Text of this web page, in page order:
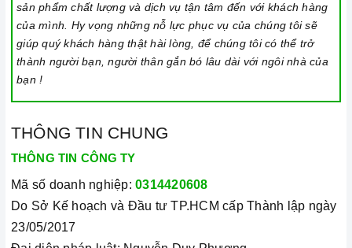
lắp đặt, chế độ bảo hành chính hãng, hậu mãi chuyên
nghiệp, đảm bảo rằng quý khách sẽ có trải nghiệm tuyệt vời
và không gặp bất kỳ khó khăn nào trong quá trình sử dụng
sản phẩm.
Vận chuyển lắp đặt nhanh chóng:Đội ngũ tư vấn viên,
nhân viên và kỹ thuật viên chuyên nghiệp, tận tâm sẽ đồng
sản phẩm.
sản phẩm chất lượng và dịch vụ tận tâm đến với khách hàng
của mình. Hy vọng những nỗ lực phục vụ của chúng tôi sẽ
giúp quý khách hàng thật hài lòng, để chúng tôi có thể trở
thành người bạn, người thân gắn bó lâu dài với ngôi nhà của
bạn !
THÔNG TIN CHUNG
THÔNG TIN CÔNG TY
Mã số doanh nghiệp: 0314420608
Do Sở Kế hoạch và Đầu tư TP.HCM cấp Thành lập ngày
23/05/2017